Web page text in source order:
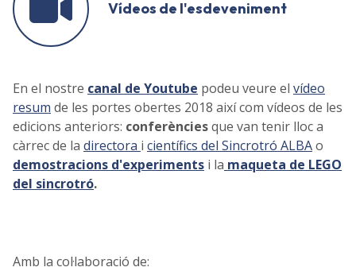
Vídeos de l'esdeveniment
En el nostre canal de Youtube podeu veure el vídeo
resum de les portes obertes 2018 així com vídeos de les
edicions anteriors: conferènciesque van tenir lloc a
càrrec de la directora i científics del Sincrotró ALBAo
demostracions d'experiments i la maqueta de LEGO
del sincrotró.
Amb la col·laboració de: